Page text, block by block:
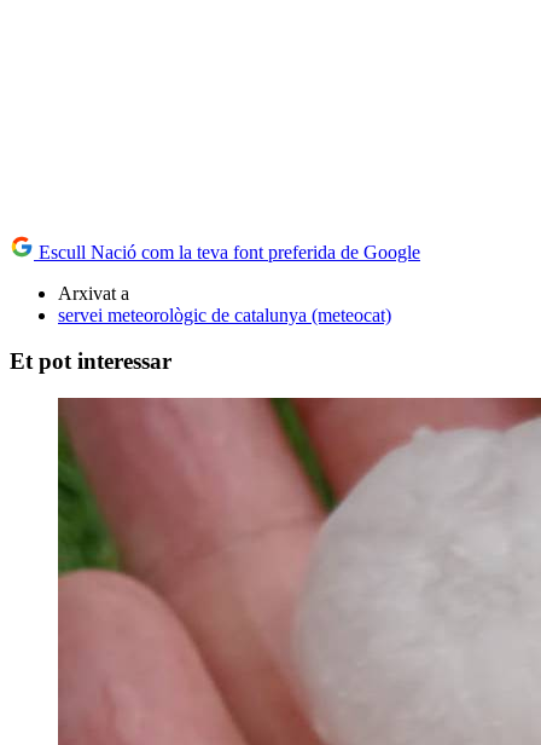
Escull Nació com la teva font preferida de Google
Arxivat a
servei meteorològic de catalunya (meteocat)
Et pot interessar